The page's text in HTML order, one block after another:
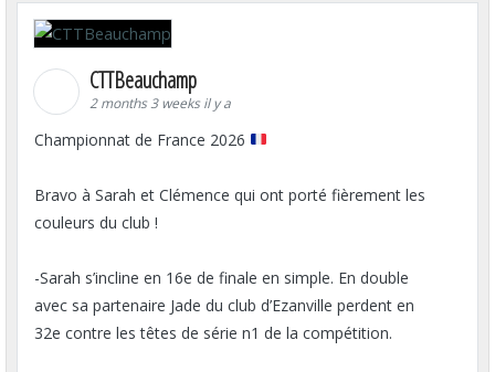
CTTBeauchamp
2 months 3 weeks il y a
Championnat de France 2026
Bravo à Sarah et Clémence qui ont porté fièrement les
couleurs du club !
-Sarah s’incline en 16e de finale en simple. En double
avec sa partenaire Jade du club d’Ezanville perdent en
32e contre les têtes de série n1 de la compétition.